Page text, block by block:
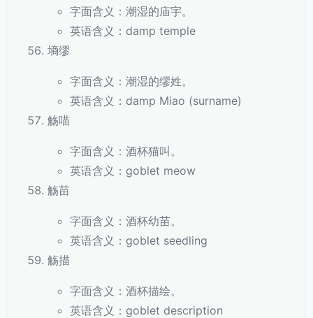
字面含义：潮湿的庙宇。
英语含义：damp temple
墒缪
字面含义：潮湿的缪姓。
英语含义：damp Miao (surname)
觞喵
字面含义：酒杯猫叫。
英语含义：goblet meow
觞苗
字面含义：酒杯幼苗。
英语含义：goblet seedling
觞描
字面含义：酒杯描绘。
英语含义：goblet description